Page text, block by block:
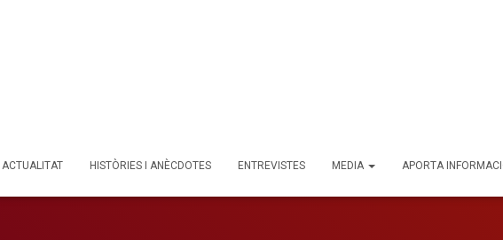
ACTUALITAT HISTÒRIES I ANÈCDOTES ENTREVISTES MEDIA APORTA